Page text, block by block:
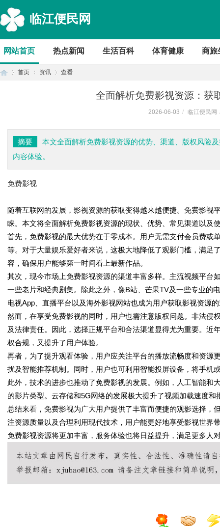
临江便民网
网站首页 热点新闻 生活百科 体育健康 商旅
首页 资讯 查看
全面解析免费影视资源：获
2026-06-03 / 临江便民网
摘要
本文全面解析免费影视资源的优势、渠道、版权风险
内容体验。
免费影视
随着互联网的发展，影视资源的获取变得越来越便捷。免费影
睐。本文将全面解析免费影视资源的现状、优势、常见渠道以及
首先，免费影视的最大优势在于零成本。用户无需支付会员费或
等。对于大量娱乐爱好者来说，这极大地降低了观影门槛，满足
容，确保用户能够第一时间看上最新作品。
其次，现今市场上免费影视资源的渠道丰富多样。主流视频平台
一些老片和经典剧集。除此之外，像B站、芒果TV及一些专业的
电视App、直播平台以及海外影视网站也成为用户获取影视资源
然而，在享受免费影视的同时，用户也需注意版权问题。非法侵
及法律责任。因此，选择正规平台和合法渠道显得尤为重要。
权合规，又提升了用户体验。
再者，为了提升观看体验，用户应关注平台的播放流畅度和资源
扰及智能推荐机制。同时，用户也可利用智能投屏设备，将手机
此外，技术的进步也推动了免费影视的发展。例如，人工智能
的影片类型。云存储和5G网络的发展极大提升了视频加载速度
总结来看，免费影视为广大用户提供了丰富而便捷的观影选择
注资源质量以及合理利用现代技术，用户能更好地享受影视世界
免费影视资源将更加丰富，服务体验也将日益提升，满足更多人